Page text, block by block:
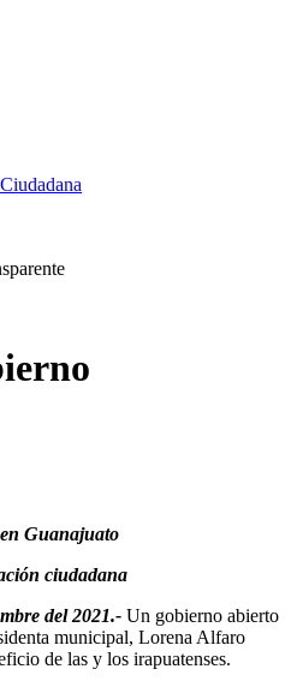
Guanajuato
ciudadana
del 2021.- Un gobierno abierto
municipal, Lorena Alfaro
de las y los irapuatenses.